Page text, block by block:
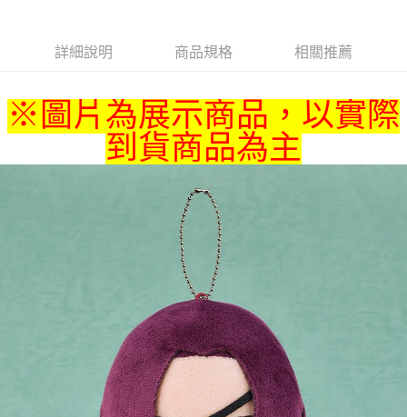
ATM付款
貨到付款
每筆NT$65，滿NT$1,300(含以上)免運費
每筆NT$65，滿NT$1,300(含以上)免運費
(不開放使用，請勿選取）
詳細說明 商品規格 相關推薦
※圖片為展示商品，以實際
到貨商品為主